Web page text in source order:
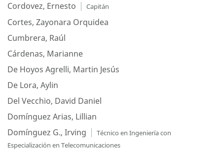
Cordovez, Ernesto
Capitán
Cortes, Zayonara Orquidea
Cumbrera, Raúl
Cárdenas, Marianne
De Hoyos Agrelli, Martin Jesús
De Lora, Aylin
Del Vecchio, David Daniel
Domínguez Arias, Lillian
Domínguez G., Irving
Técnico en Ingeniería con
Especialización en Telecomunicaciones